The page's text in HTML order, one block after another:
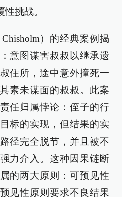
挑战。
）的经典案例揭
意图谋害叔叔以继承遗
住所，途中意外撞死一
素未谋面的叔叔。此案
任归属悖论：侄子的行
标的实现，但结果的实
径完全脱节，并且被不
力介入。这种因果链断
的两大原则：可预见性
见性原则要求不良结果